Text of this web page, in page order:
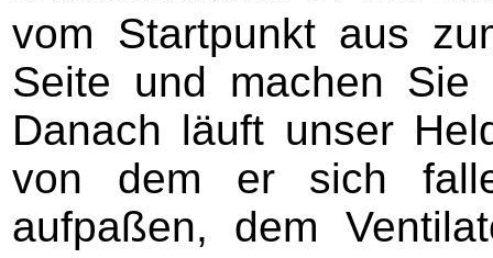
vom Startpunkt aus
Seite und machen
Danach läuft unser
von dem er sich
aufpaßen, dem